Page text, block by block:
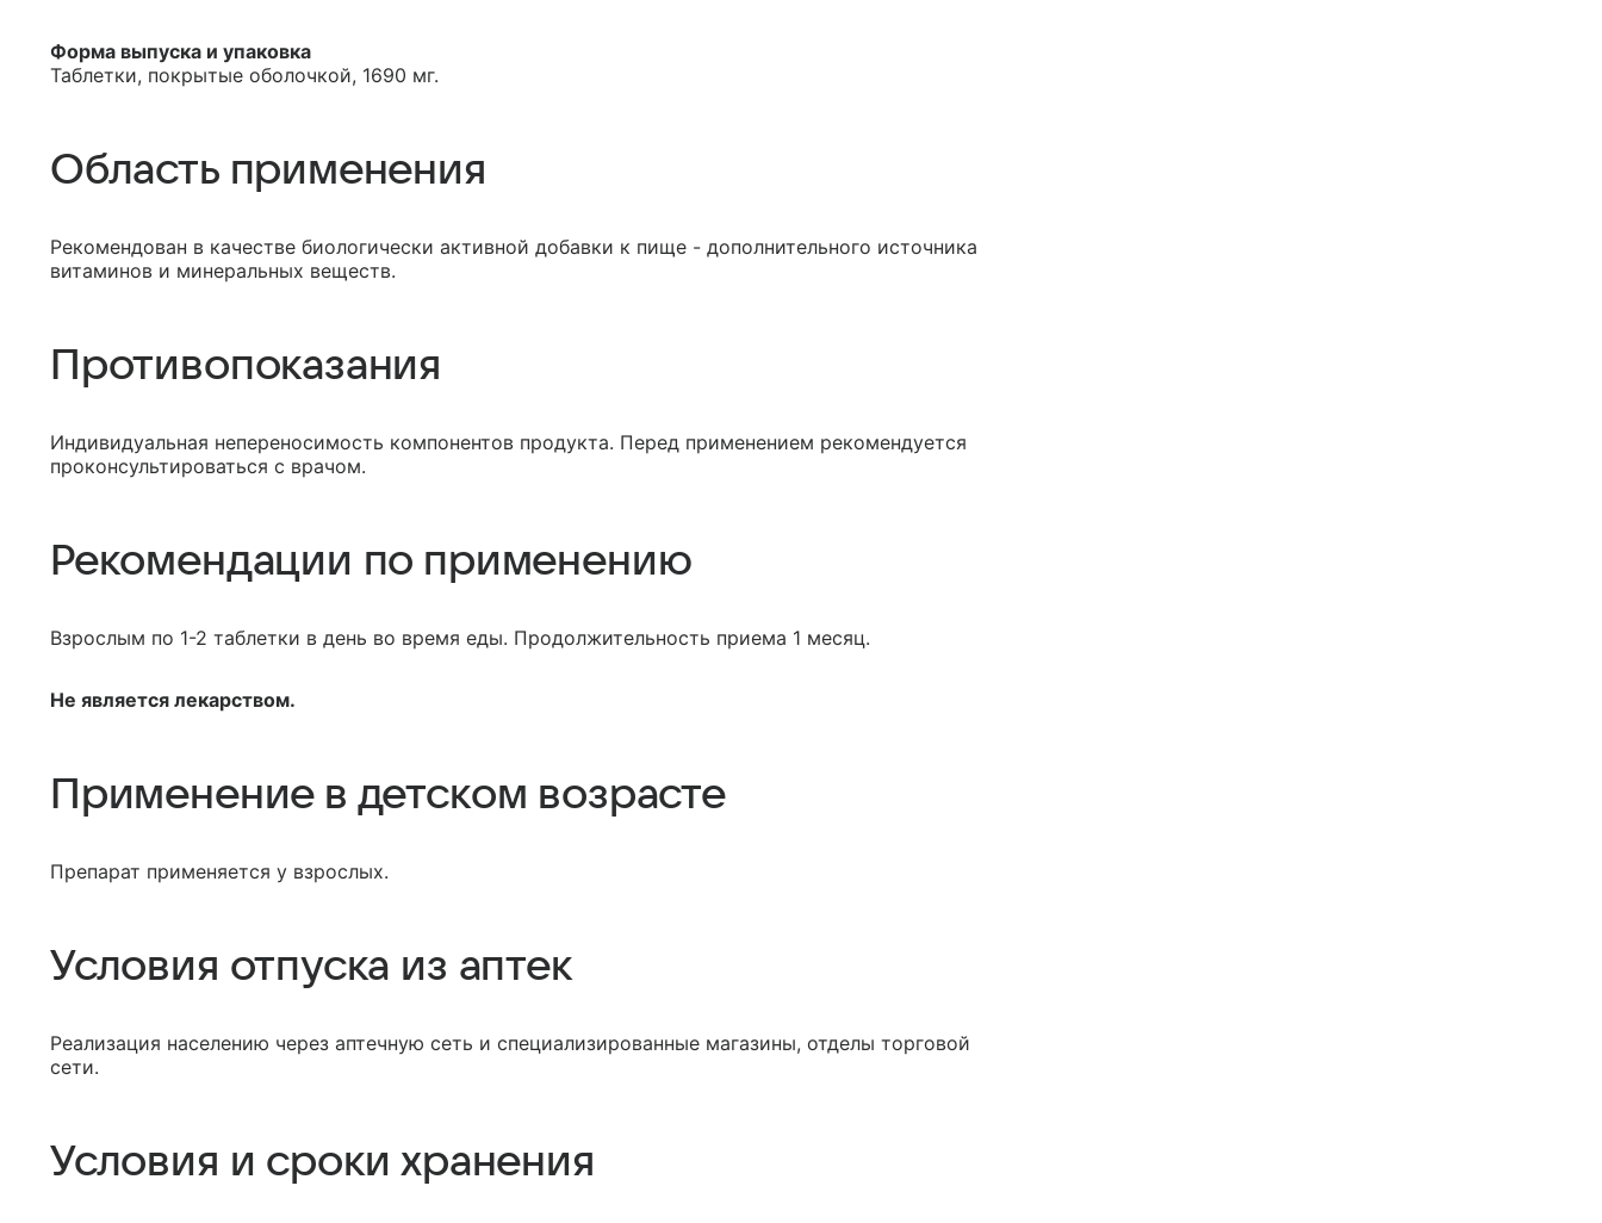
Форма выпуска и упаковка
Таблетки, покрытые оболочкой, 1690 мг.
Область применения
Рекомендован в качестве биологически активной добавки к пище - дополнительного источника
витаминов и минеральных веществ.
Противопоказания
Индивидуальная непереносимость компонентов продукта. Перед применением рекомендуется
проконсультироваться с врачом.
Рекомендации по применению
Взрослым по 1-2 таблетки в день во время еды. Продолжительность приема 1 месяц.
Не является лекарством.
Применение в детском возрасте
Препарат применяется у взрослых.
Условия отпуска из аптек
Реализация населению через аптечную сеть и специализированные магазины, отделы торговой
сети.
Условия и сроки хранения